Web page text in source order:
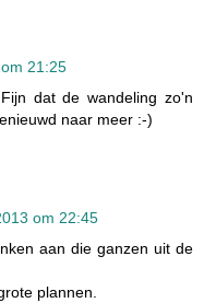
21:25
dat de wandeling zo'n
naar meer :-)
om 22:45
aan die ganzen uit de
plannen.